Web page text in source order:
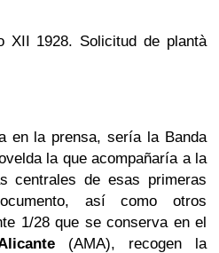
XII 1928. Solicitud de plantà
en la prensa, sería la Banda
la que acompañaría a la
centrales de esas primeras
así como otros
1/28 que se conserva en el
(AMA), recogen la